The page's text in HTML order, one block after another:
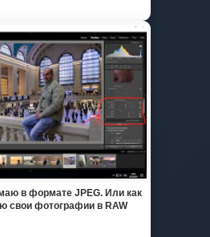
в формате JPEG. Или как
свои фотографии в RAW